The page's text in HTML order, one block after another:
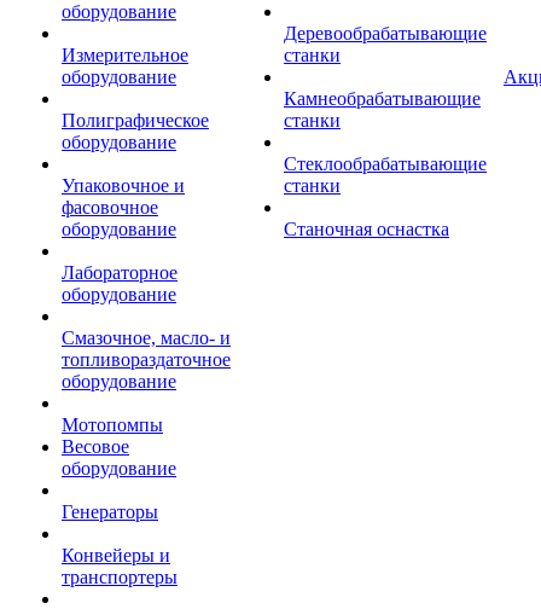
оборудование
Измерительное
оборудование
Полиграфическое
оборудование
Упаковочное и
фасовочное
оборудование
Лабораторное
оборудование
Смазочное, масло- и
топливораздаточное
оборудование
Мотопомпы
Весовое
оборудование
Генераторы
Конвейеры и
транспортеры
Деревообрабатывающие
станки
Камнеобрабатывающие
станки
Стеклообрабатывающие
станки
Станочная оснастка